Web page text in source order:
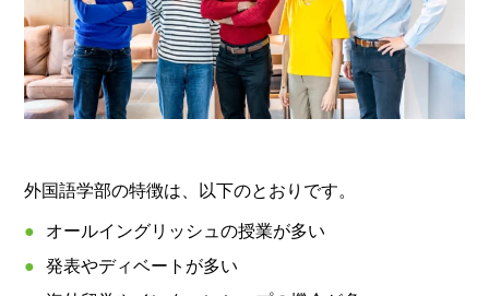
外国語学部の特徴は、以下のとおりです。
オールイングリッシュの授業が多い
発表やディベートが多い